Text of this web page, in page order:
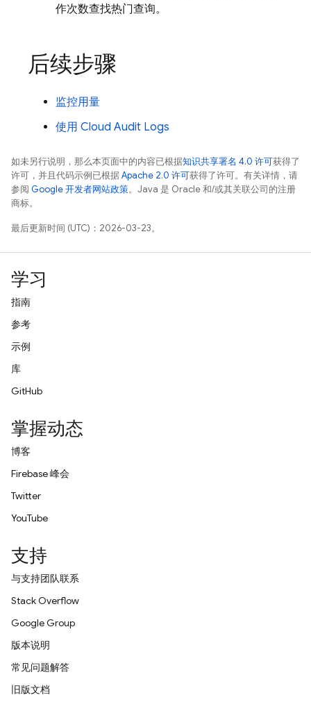
作次数查找热门查询。
后续步骤
监控用量
使用 Cloud Audit Logs
如未另行说明，那么本页面中的内容已根据知识共享署名 4.0 许可获得了
许可，并且代码示例已根据Apache 2.0 许可获得了许可。有关详情，请
参阅 Google 开发者网站政策。Java 是 Oracle 和/或其关联公司的注册
商标。
最后更新时间 (UTC)：2026-03-23。
学习
指南
参考
示例
库
GitHub
掌握动态
博客
Firebase 峰会
Twitter
YouTube
支持
与支持团队联系
Stack Overflow
Google Group
版本说明
常见问题解答
旧版文档